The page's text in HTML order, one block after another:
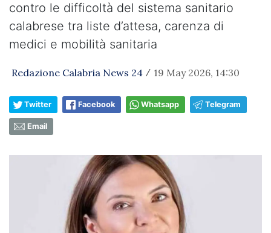
contro le difficoltà del sistema sanitario
calabrese tra liste d’attesa, carenza di
medici e mobilità sanitaria
Redazione Calabria News 24 / 19 May 2026, 14:30
Twitter Facebook Whatsapp Telegram
Email